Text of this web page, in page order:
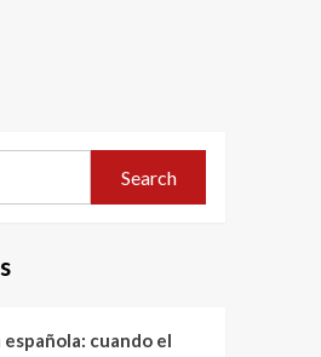
Search
cuando el